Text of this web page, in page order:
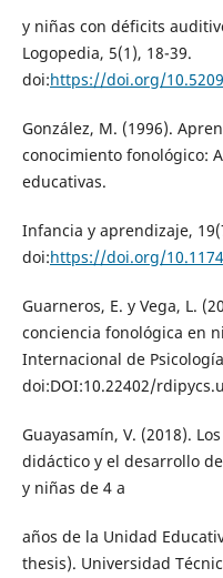
y niñas con déficits
Logopedia, 5(1), 18-39.
doi:https://doi.org/
González, M. (1996).
conocimiento fonológico:
educativas.
Infancia y aprendizaje,
doi:https://doi.org/
Guarneros, E. y Vega, L.
conciencia fonológica en
Internacional de
doi:DOI:10.22402/
Guayasamín, V. (2018).
didáctico y el desarrollo
y niñas de 4 a
años de la Unidad
thesis). Universidad